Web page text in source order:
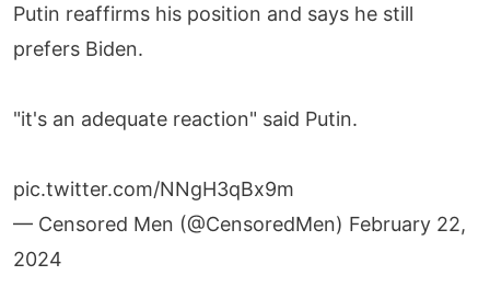
Putin reaffirms his position and says he still
prefers Biden.
"it's an adequate reaction" said Putin.
pic.twitter.com/NNgH3qBx9m
— Censored Men (@CensoredMen) February 22,
2024